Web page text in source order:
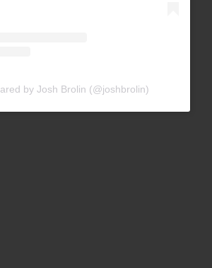
by Josh Brolin (@joshbrolin)